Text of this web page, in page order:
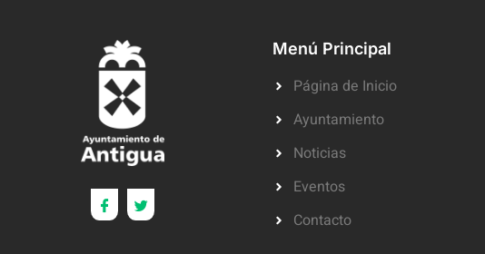
Menú Principal
Página de Inicio
Ayuntamiento
Noticias
Eventos
Contacto